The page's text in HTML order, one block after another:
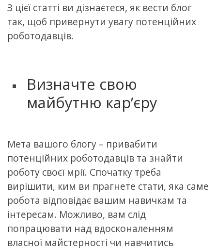
З цієї статті ви дізнаєтеся, як вести блог
так, щоб привернути увагу потенційних
роботодавців.
Визначте свою
майбутню кар’єру
Мета вашого блогу – привабити
потенційних роботодавців та знайти
роботу своєї мрії. Спочатку треба
вирішити, ким ви прагнете стати, яка саме
робота відповідає вашим навичкам та
інтересам. Можливо, вам слід
попрацювати над вдосконаленням
власної майстерності чи навчитись